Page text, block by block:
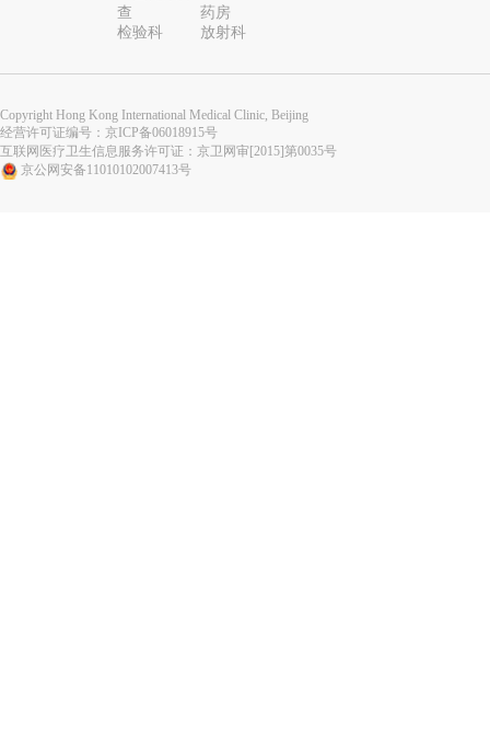
查
药房
检验科
放射科
Copyright Hong Kong International Medical Clinic, Beijing
经营许可证编号： 京ICP备06018915号
互联网医疗卫生信息服务许可证：京卫网审[2015]第0035号
京公网安备11010102007413号